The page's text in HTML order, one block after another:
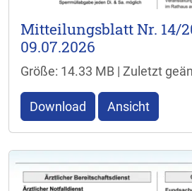
Mitteilungsblatt Nr. 14/
09.07.2026
Größe: 14.33 MB | Zuletzt
Download Ansicht